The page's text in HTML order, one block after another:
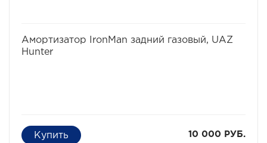
Амортизатор IronMan задний газовый, UAZ
Hunter
10 000 РУБ.